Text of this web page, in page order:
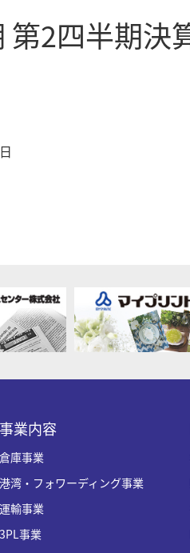
第2四半期決
事業内容
倉庫事業
港湾・フォワーディング事業
運輸事業
3PL事業